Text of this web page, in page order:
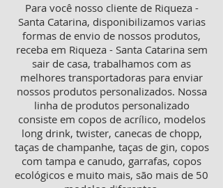
Para você nosso cliente de Riqueza -
Santa Catarina, disponibilizamos varias
formas de envio de nossos produtos,
receba em Riqueza - Santa Catarina sem
sair de casa, trabalhamos com as
melhores transportadoras para enviar
nossos produtos personalizados. Nossa
linha de produtos personalizado
consiste em copos de acrílico, modelos
long drink, twister, canecas de chopp,
taças de champanhe, taças de gin, copos
com tampa e canudo, garrafas, copos
ecológicos e muito mais, são mais de 50